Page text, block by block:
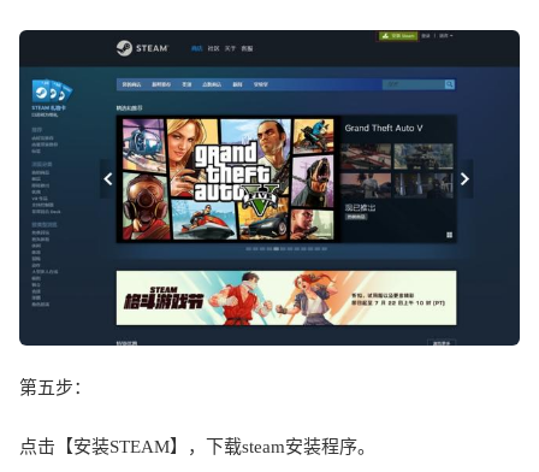
第五步：
点击【安装STEAM】，下载steam安装程序。